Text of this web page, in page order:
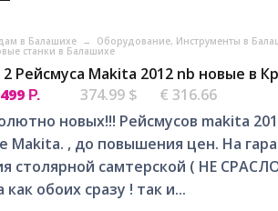
в Балашихе → Оборудование, Инструменты в
станки в Балашихе
Рейсмуса Makita 2012 nb новые в
Р. 374.99 $
€ 316.66
новых!!! Рейсмусов makita
Makita. , до повышения цен. На
столярной самтерской ( НЕ
обоих сразу ! так и...